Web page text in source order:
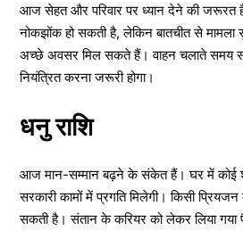
आज सेहत और परिवार पर ध्यान देने की जरूरत
नोकझोंक हो सकती है, लेकिन बातचीत से
अच्छे अवसर मिल सकते हैं। वाहन चलाते समय
नियंत्रित करना जरूरी होगा।
धनु राशि
आज मान-सम्मान बढ़ने के संकेत हैं। घर में कोई
सरकारी कामों में प्रगति मिलेगी। किसी
सकती है। संतान के करियर को लेकर लिया गया